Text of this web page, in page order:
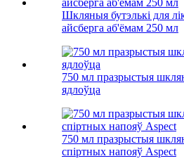
Шкляныя бутэлькі для
айсберга аб'ёмам 250 мл
750 мл празрыстыя
ядлоўца
750 мл празрыстыя
спіртных напояў Aspect